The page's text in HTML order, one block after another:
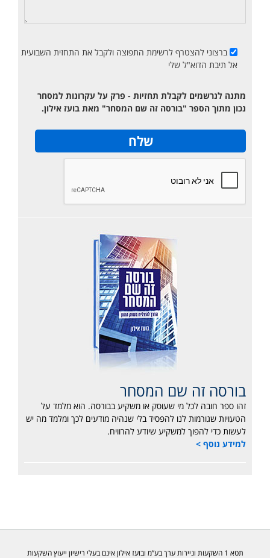
ברצוני להצטרף לרשימת התפוצה ולקבל את התחזית השבועית
אל תיבת הדוא"ל שלי
מתנה לנרשמים לקבלת תחזיות - פרק על עקרונות למסחר
נכון מתוך הספר "בורסה זה שם המסחר" מאת בועז אילון.
בורסה זה שם המסחר
זהו ספר חובה לכל מי שעוסק או משקיע בבורסה. הוא מלמד על
הטעויות שגורמות לנו להפסיד בלי שנהיה מודעים לכך ומלמד מה יש
לעשות כדי להפוך למשקיע שיודע להרוויח.
למידע נוסף >
תטא 1 השקעות וניירות ערך בע”מ ובועז אילון אינם בעלי רישיון ייעוץ השקעות